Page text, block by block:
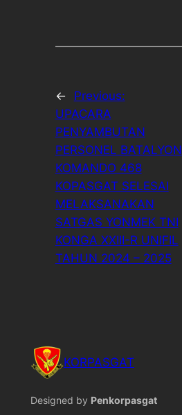
←
Previous:
UPACARA
PENYAMBUTAN
PERSONEL BATALYON
KOMANDO 468
KOPASGAT SELESAI
MELAKSANAKAN
SATGAS YONMEK TNI
KONGA XXIII-R UNIFIL
TAHUN 2024 – 2025
KORPASGAT
Designed by Penkorpasgat